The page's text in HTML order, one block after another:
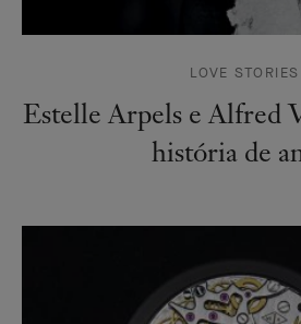
LOVE STORIES
Estelle Arpels e Alfred
história de